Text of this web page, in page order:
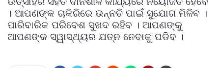
। ଆପଣଙ୍କ ଚାକିରିରେ ଉନ୍ନତି ପାଇଁ ସୁଯୋଗ ମିଳିବ ।
ପାରିବାରିକ ପରିବେଶ ସୁଖଦ ରହିବ । ଆପଣଙ୍କୁ
ଆପଣଙ୍କ ସ୍ୱାସ୍ଥ୍ୟର ଯତ୍ନ ନେବାକୁ ପଡିବ ।